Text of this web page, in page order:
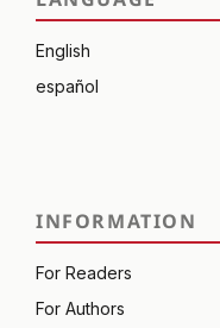
English
español
INFORMATION
For Readers
For Authors